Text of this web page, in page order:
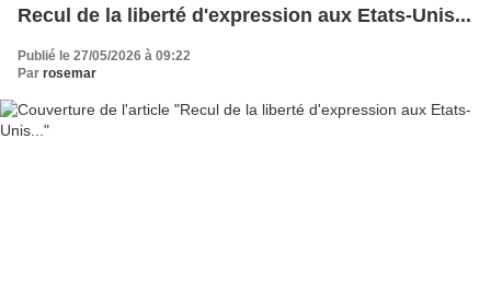
Recul de la liberté d'expression aux Etats-Unis...
Publié le 27/05/2026 à 09:22
Par rosemar